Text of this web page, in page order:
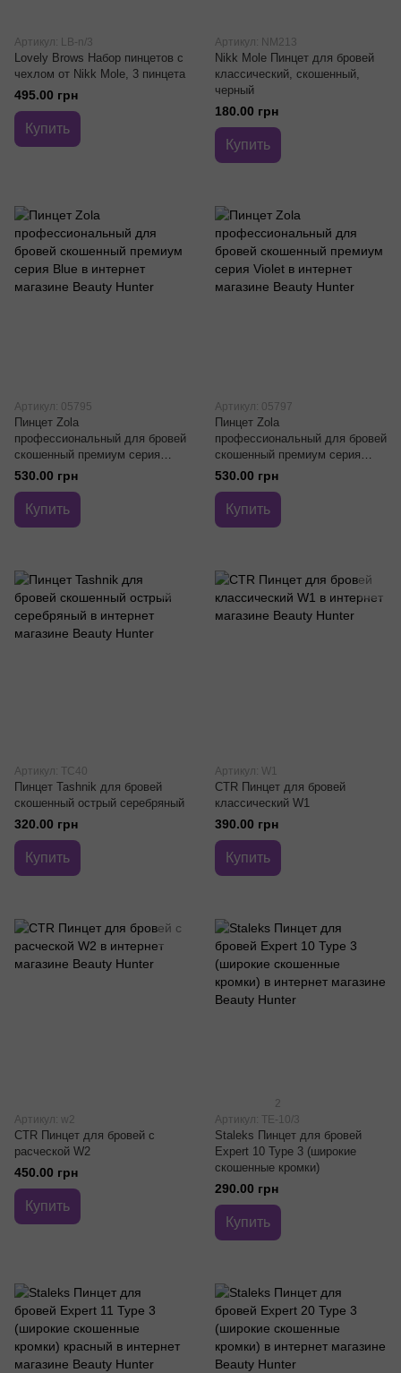
Артикул: LB-n/3
Lovely Brows Набор пинцетов с
чехлом от Nikk Mole, 3 пинцета
495.00 грн
Купить
Артикул: NM213
Nikk Mole Пинцет для бровей
классический, скошенный,
черный
180.00 грн
Купить
Артикул: 05795
Пинцет Zola
профессиональный для бровей
скошенный премиум серия
Blue
530.00 грн
Купить
Артикул: 05797
Пинцет Zola
профессиональный для бровей
скошенный премиум серия
Violet
530.00 грн
Купить
Артикул: TC40
Пинцет Tashnik для бровей
скошенный острый серебряный
320.00 грн
Купить
Артикул: W1
CTR Пинцет для бровей
классический W1
390.00 грн
Купить
Артикул: w2
CTR Пинцет для бровей с
расческой W2
450.00 грн
Купить
2
Артикул: TE-10/3
Staleks Пинцет для бровей
Expert 10 Type 3 (широкие
скошенные кромки)
290.00 грн
Купить